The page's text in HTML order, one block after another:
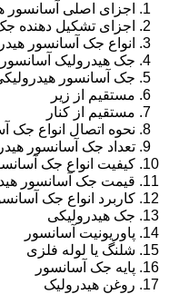
اجزای اصلی آسانسور
اجزای تشکیل دهنده
انواع جک آسانسور
جک هیدرولیک
جک آسانسور
مستقیم از زیر
مستقیم از کنار
نحوه اتصال انواع جک
تعداد جک آسانسور
کیفیت انواع جک
قیمت جک آسانسور
کاربرد انواع جک
جک هیدرولیکی
پاوریونیت آسانسور
شلنگ یا لوله فلزی
پایه جک آسانسور
روغن هیدرولیک